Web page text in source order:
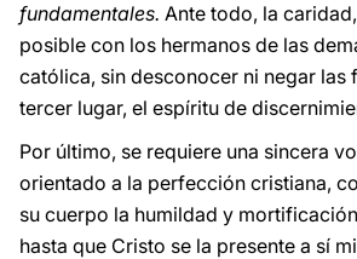
fundamentales. Ante todo, la
posible con los hermanos de las
católica, sin desconocer ni negar
tercer lugar, el espíritu de
Por último, se requiere una sincera
orientado a la perfección cristiana,
su cuerpo la humildad y
hasta que Cristo se la presente a sí